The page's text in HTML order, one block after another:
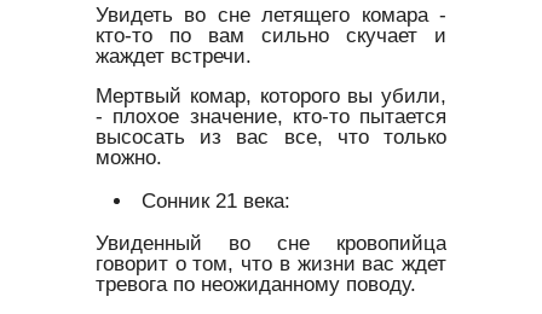
Увидеть во сне летящего комара -
кто-то по вам сильно скучает и
жаждет встречи.
Мертвый комар, которого вы убили,
- плохое значение, кто-то пытается
высосать из вас все, что только
можно.
Сонник 21 века:
Увиденный во сне кровопийца
говорит о том, что в жизни вас ждет
тревога по неожиданному поводу.